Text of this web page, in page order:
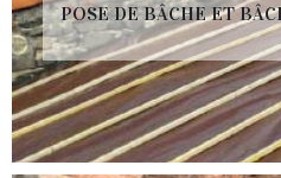
POSE DE BÂCHE ET